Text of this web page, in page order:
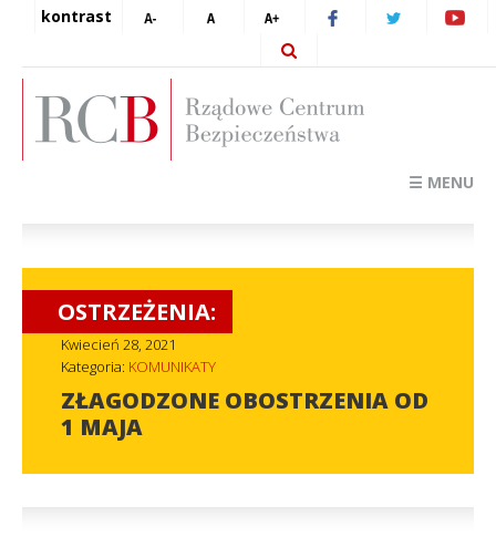
kontrast
☰ MENU
OSTRZEŻENIA:
Kwiecień 28, 2021
Kategoria: KOMUNIKATY
ZŁAGODZONE OBOSTRZENIA OD
1 MAJA